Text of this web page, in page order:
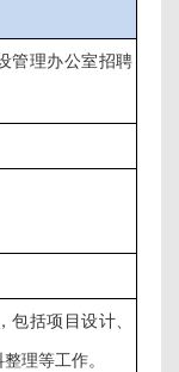
管理办公室招聘
包括项目设计、
理等工作。